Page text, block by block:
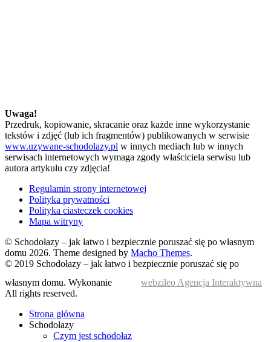
Uwaga!
Przedruk, kopiowanie, skracanie oraz każde inne wykorzystanie
tekstów i zdjęć (lub ich fragmentów) publikowanych w serwisie
www.uzywane-schodolazy.pl w innych mediach lub w innych
serwisach internetowych wymaga zgody właściciela serwisu lub
autora artykułu czy zdjęcia!
Regulamin strony internetowej
Polityka prywatności
Polityka ciasteczek cookies
Mapa witryny
© Schodołazy – jak łatwo i bezpiecznie poruszać się po własnym
domu 2026. Theme designed by Macho Themes.
© 2019 Schodołazy – jak łatwo i bezpiecznie poruszać się po
własnym domu. Wykonanie
webzileo Agencja Interaktywna
All rights reserved.
Strona główna
Schodołazy
Czym jest schodołaz